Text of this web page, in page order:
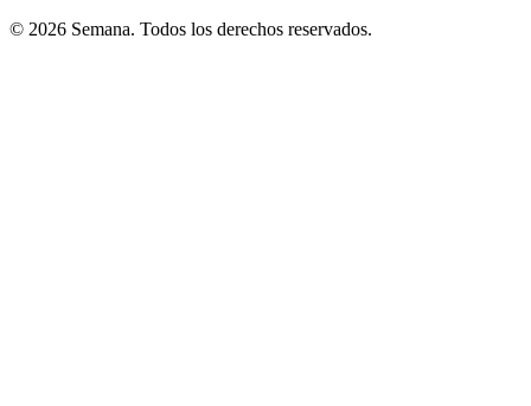
© 2026 Semana. Todos los derechos reservados.